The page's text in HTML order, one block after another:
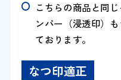
こちらの商品と同
ンパー（浸透印）
ております。
なつ印適正